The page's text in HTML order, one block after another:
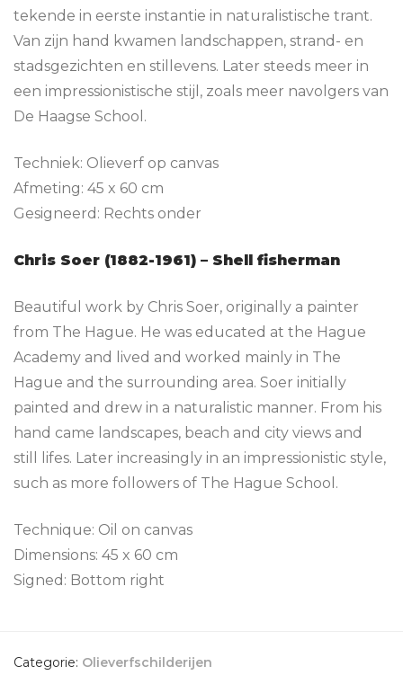
tekende in eerste instantie in naturalistische trant.
Van zijn hand kwamen landschappen, strand- en
stadsgezichten en stillevens. Later steeds meer in
een impressionistische stijl, zoals meer navolgers van
De Haagse School.
Techniek: Olieverf op canvas
Afmeting: 45 x 60 cm
Gesigneerd: Rechts onder
Chris Soer (1882-1961) – Shell fisherman
Beautiful work by Chris Soer, originally a painter
from The Hague. He was educated at the Hague
Academy and lived and worked mainly in The
Hague and the surrounding area. Soer initially
painted and drew in a naturalistic manner. From his
hand came landscapes, beach and city views and
still lifes. Later increasingly in an impressionistic style,
such as more followers of The Hague School.
Technique: Oil on canvas
Dimensions: 45 x 60 cm
Signed: Bottom right
Categorie: Olieverfschilderijen